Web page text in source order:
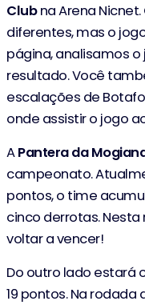
Clubna Arena
diferentes, mas o
página, analisamos
resultado. Você
escalações de
onde assistir o jogo
APantera da
campeonato.
pontos, o time
cinco derrotas.
voltar a vencer!
Do outro lado estará
19 pontos. Na